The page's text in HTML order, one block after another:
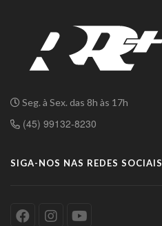
Seg. à Sex. das 8h às 17h
(45) 99132-8230
SIGA-NOS NAS REDES SOCIAIS